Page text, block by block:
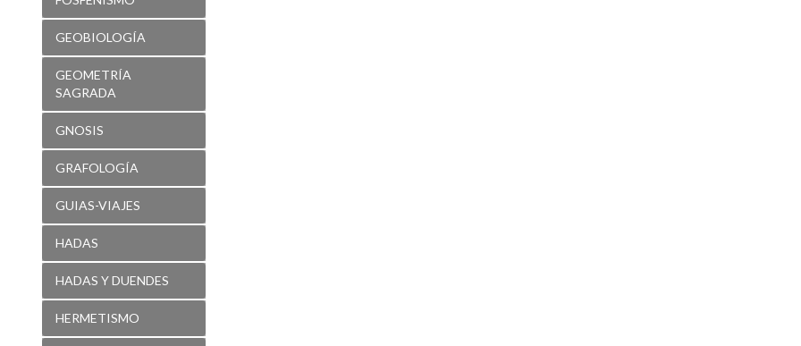
GEOBIOLOGÍA
GEOMETRÍA
SAGRADA
GNOSIS
GRAFOLOGÍA
GUIAS-VIAJES
HADAS
HADAS Y DUENDES
HERMETISMO